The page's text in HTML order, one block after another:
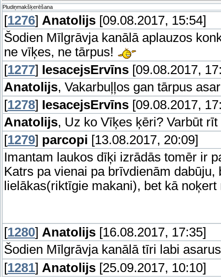
Pludiņmakšķerēšana
[1276] Anatolijs [09.08.2017, 15:54]
Šodien Mīlgrāvja kanālā aplauzos
ne vīķes, ne tārpus!
[1277] IesacejsErvīns [09.08.2017,
Anatolijs, Vakarbuļļos gan tārpus
[1278] IesacejsErvīns [09.08.2017,
Anatolijs, Uz ko Vīķes ķēri? Varbūt
[1279] parcopi [13.08.2017, 20:09]
Imantam laukos dīķi izrādās tomēr ir
Katrs pa vienai pa brīvdienām
lielākas(riktīgie makani), bet kā
[1280] Anatolijs [16.08.2017, 17:35]
Šodien Mīlgrāvja kanālā tīri labi
[1281] Anatolijs [25.09.2017, 10:10]